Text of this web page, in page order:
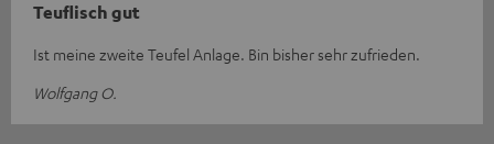
Teuflisch gut
Ist meine zweite Teufel Anlage. Bin bisher sehr zufrieden.
Wolfgang O.